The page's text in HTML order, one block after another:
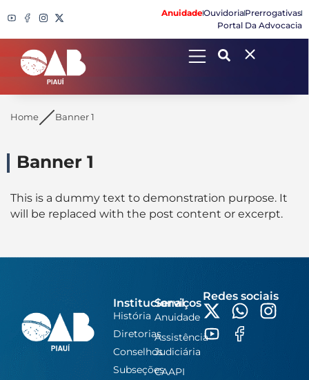
AnuidadeOuvidoriaPrerrogativas
Portal Da Advocacia
Search
Home Banner 1
Banner 1
This is a dummy text to demonstration purpose. It
will be replaced with the post content or excerpt.
Institucional
História
Diretorias
Conselhos
Subseções
Serviços
Anuidade
Assistência
Judiciária
CAAPI
Redes sociais